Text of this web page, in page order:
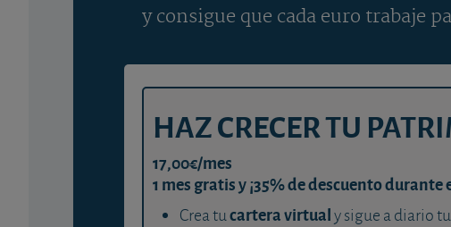
y consigue que cada euro trabaje
HAZ CRECER TU
17,00€/mes
1 mes gratis y ¡35% de descuento
Crea tucartera virtualy sigue a diario